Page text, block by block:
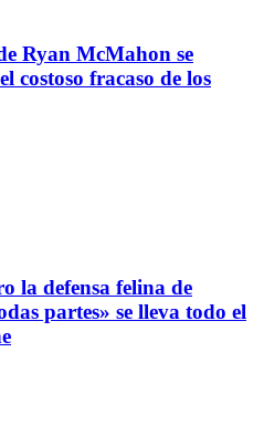
Ryan McMahon se
costoso fracaso de los
la defensa felina de
partes» se lleva todo el